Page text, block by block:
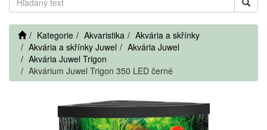
Kategorie Akvaristika
Akvária a skřínky
Akvária a skřínky Juwel
Akvária Juwel
Akvária Juwel Trigon
Akvárium Juwel Trigon 350 LED černé